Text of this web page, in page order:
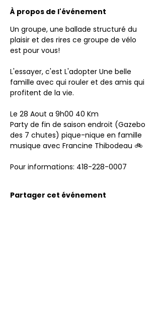
À propos de l'événement
Un groupe, une ballade structuré du
plaisir et des rires ce groupe de vélo
est pour vous!
L'essayer, c'est L'adopter Une belle
famille avec qui rouler et des amis qui
profitent de la vie.
Le 28 Aout a 9h00 40 Km
Party de fin de saison endroit (Gazebo
des 7 chutes) pique-nique en famille
musique avec Francine Thibodeau 🚲
Pour informations: 418-228-0007
Partager cet événement